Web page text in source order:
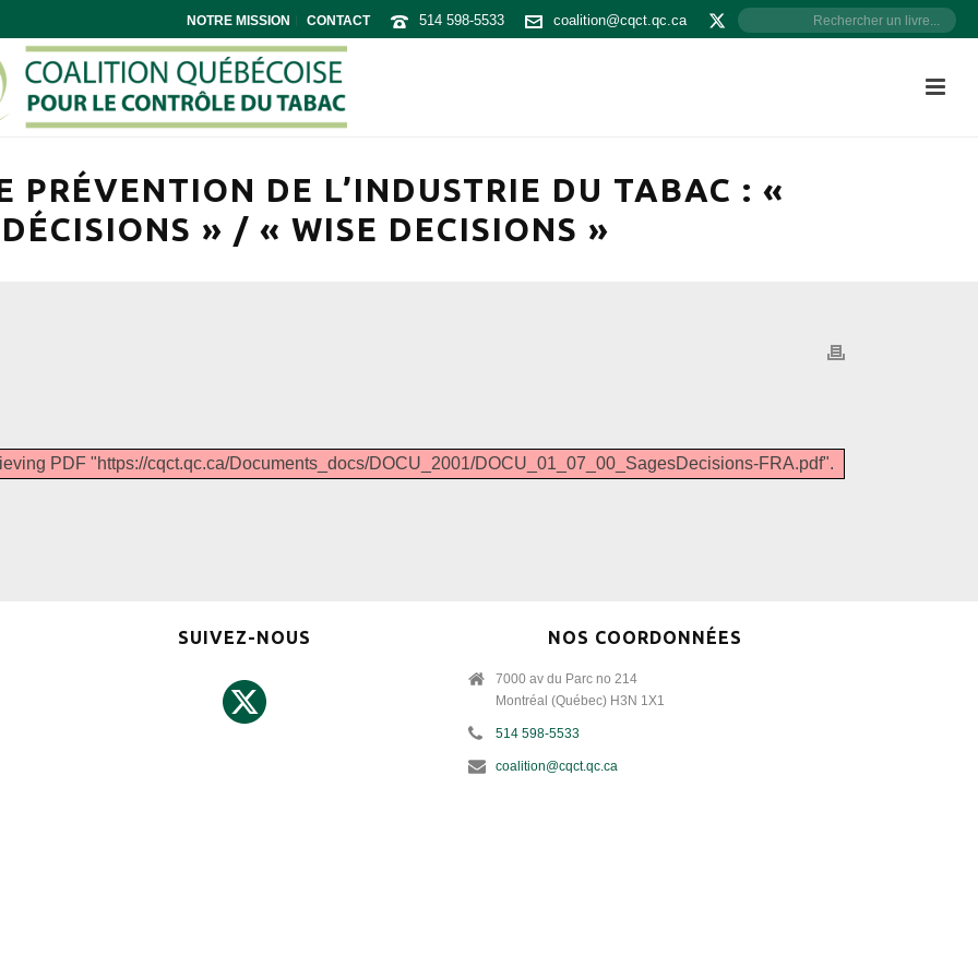
NOTRE MISSION CONTACT 514 598-5533 coalition@cqct.qc.ca
PRÉVENTION DE L’INDUSTRIE DU TABAC : «
» / « WISE DECISIONS »
PDF "https://cqct.qc.ca/Documents_docs/DOCU_2001/DOCU_01_07_00_SagesDecisions-FRA.pdf".
SUIVEZ-NOUS NOS COORDONNÉES
7000 av du Parc no 214
Montréal (Québec) H3N 1X1
514 598-5533
coalition@cqct.qc.ca